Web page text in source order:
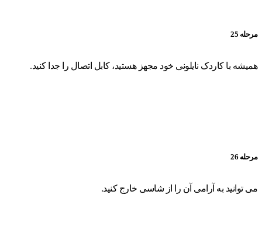
مرحله 25
همیشه با کاردک نایلونی خود مجهز هستید، کابل اتصال را جدا کنید.
مرحله 26
می توانید به آرامی آن را از شاسی خارج کنید.